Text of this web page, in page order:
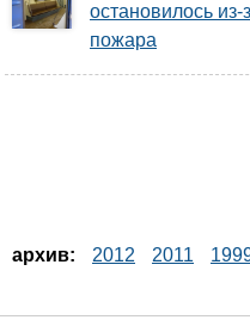
остановилось
пожара
архив: 2012 2011